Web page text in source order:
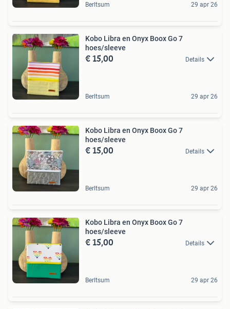
Berltsum 29 apr 26
Kobo Libra en Onyx Boox Go 7
hoes/sleeve
€ 15,00 Details
Berltsum 29 apr 26
Kobo Libra en Onyx Boox Go 7
hoes/sleeve
€ 15,00 Details
Berltsum 29 apr 26
Kobo Libra en Onyx Boox Go 7
hoes/sleeve
€ 15,00 Details
Berltsum 29 apr 26